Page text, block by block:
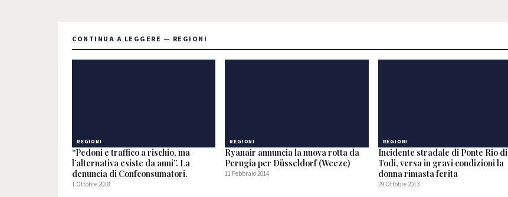
CONTINUA A LEGGERE — REGIONI
REGIONI
“Pedoni e traffico a rischio, ma
l’alternativa esiste da anni”. La
denuncia di Confconsumatori.
1 Ottobre 2018
REGIONI
Ryanair annuncia la nuova rotta da
Perugia per Düsseldorf (Weeze)
11 Febbraio 2014
REGIONI
Incidente stradale di Ponte Rio di
Todi, versa in gravi condizioni la
donna rimasta ferita
29 Ottobre 2013